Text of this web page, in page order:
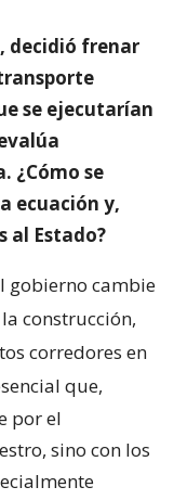
decidió frenar
se ejecutarían
¿Cómo se
ecuación y,
al Estado?
gobierno cambie
construcción,
corredores en
que,
por el
sino con los